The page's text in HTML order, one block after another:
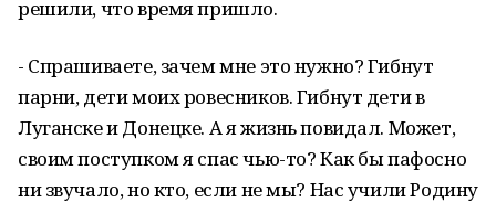
решили, что время пришло.
- Спрашиваете, зачем мне это нужно? Гибнут
парни, дети моих ровесников. Гибнут дети в
Луганске и Донецке. А я жизнь повидал. Может,
своим поступком я спас чью-то? Как бы пафосно
ни звучало, но кто, если не мы? Нас учили Родину